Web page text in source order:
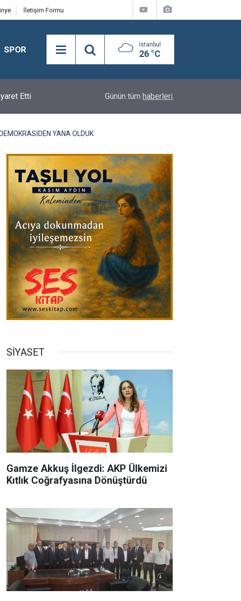
İletişim Formu
SPOR İstanbul
26 °C
Etti Adnan Demirci ve Nevaf Bilek Hakkari Ticaret
Günün tüm haberleri
YANA OLDUK
SİYASET
Gamze Akkuş İlgezdi: AKP Ülkemizi
Kıtlık Coğrafyasına Dönüştürdü